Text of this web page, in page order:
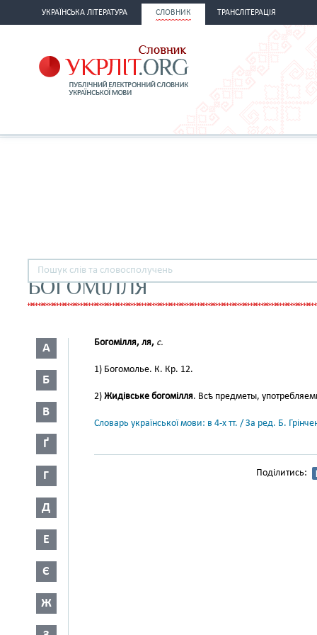
УКРАЇНСЬКА ЛІТЕРАТУРА СЛОВНИК ТРАНСЛІТЕРАЦІЯ
БОГОМІЛЛЯ
А
Б
В
Ґ
Г
Д
Е
Є
Ж
Богомілля, ля, с.
1) Богомолье. К. Кр. 12.
2) Жидівське богомілля. Всѣ предметы,
Словарь української мови: в 4-х тт. / За ред. Б.
Поділитись: